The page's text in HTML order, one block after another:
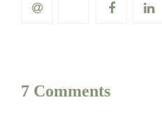
7 Comments